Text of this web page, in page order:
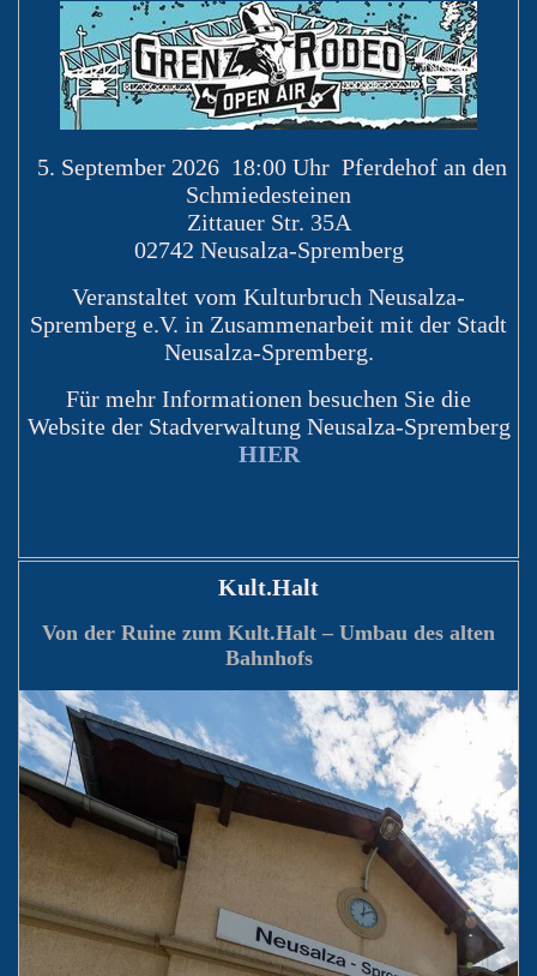
5. September 2026 18:00 Uhr Pferdehof an den
Schmiedesteinen
Zittauer Str. 35A
02742 Neusalza-Spremberg
Veranstaltet vom Kulturbruch Neusalza-
Spremberg e.V. in Zusammenarbeit mit der Stadt
Neusalza-Spremberg.
Für mehr Informationen besuchen Sie die
Website der Stadverwaltung Neusalza-Spremberg
HIER
Kult.Halt
Von der Ruine zum Kult.Halt – Umbau des alten
Bahnhofs